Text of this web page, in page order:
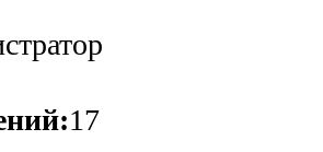
17